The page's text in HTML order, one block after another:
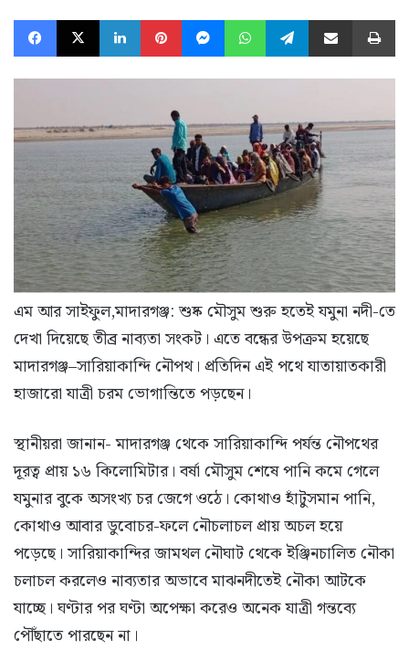
Facebook
X LinkedInPinterestMessengerWhatsAppTelegramShare via Email
এম আর সাইফুল,মাদারগঞ্জ: শুষ্ক মৌসুম শুরু হতেই যমুনা নদী-তে
দেখা দিয়েছে তীব্র নাব্যতা সংকট। এতে বন্ধের উপক্রম হয়েছে
মাদারগঞ্জ–সারিয়াকান্দি নৌপথ। প্রতিদিন এই পথে যাতায়াতকারী
হাজারো যাত্রী চরম ভোগান্তিতে পড়ছেন।
স্থানীয়রা জানান- মাদারগঞ্জ থেকে সারিয়াকান্দি পর্যন্ত নৌপথের
দূরত্ব প্রায় ১৬ কিলোমিটার। বর্ষা মৌসুম শেষে পানি কমে গেলে
যমুনার বুকে অসংখ্য চর জেগে ওঠে। কোথাও হাঁটুসমান পানি,
কোথাও আবার ডুবোচর-ফলে নৌচলাচল প্রায় অচল হয়ে
পড়েছে। সারিয়াকান্দির জামথল নৌঘাট থেকে ইঞ্জিনচালিত নৌকা
চলাচল করলেও নাব্যতার অভাবে মাঝনদীতেই নৌকা আটকে
যাচ্ছে। ঘণ্টার পর ঘণ্টা অপেক্ষা করেও অনেক যাত্রী গন্তব্যে
পৌঁছাতে পারছেন না।